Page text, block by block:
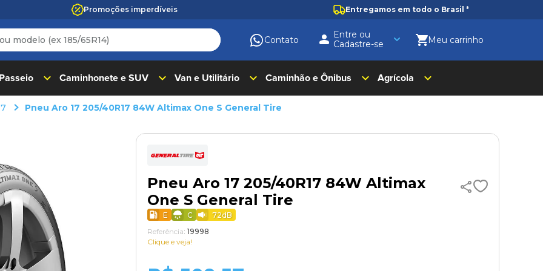
Promoções imperdíveis Entregamos em todo o Brasil *
(ex 185/65R14)
Contato
Entre ou
Cadastre-se
Caminhonete e SUV Van e Utilitário Caminhão e Ônibus Agrícola
Pneu Aro 17 205/40R17 84W Altimax One S General Tire
Pneu Aro 17 205/40R17 84W Altimax
One S General Tire
E C 72dB
Referência: 19998
Clique e veja!